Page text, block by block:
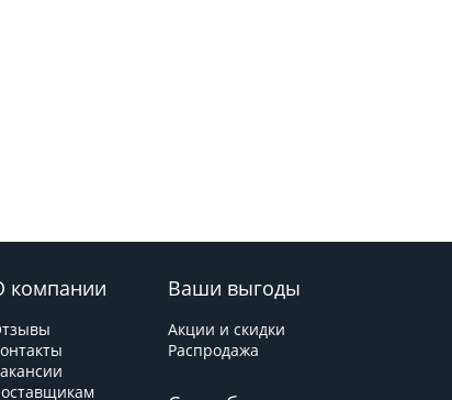
компании Ваши выгоды
Акции и скидки
Распродажа